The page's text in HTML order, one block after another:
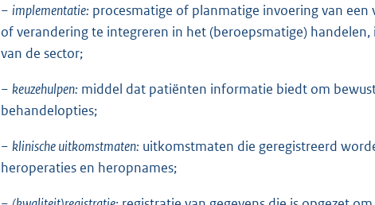
− implementatie: procesmatige of planmatige invoering van
of verandering te integreren in het (beroepsmatige)
van de sector;
− keuzehulpen: middel dat patiënten informatie biedt om
behandelopties;
− klinische uitkomstmaten: uitkomstmaten die geregistreerd
heroperaties en heropnames;